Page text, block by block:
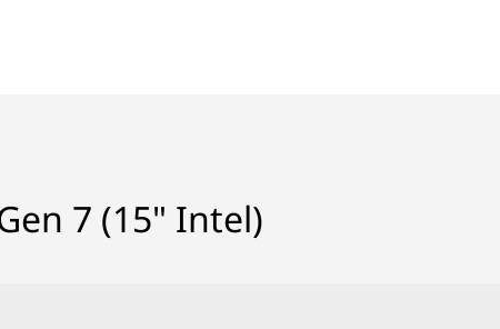
7 (15" Intel)